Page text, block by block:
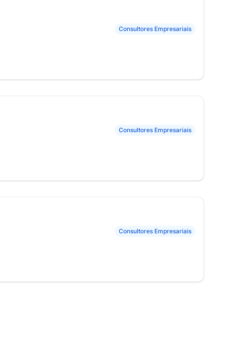
Consultores Empresariais
Consultores Empresariais
Consultores Empresariais